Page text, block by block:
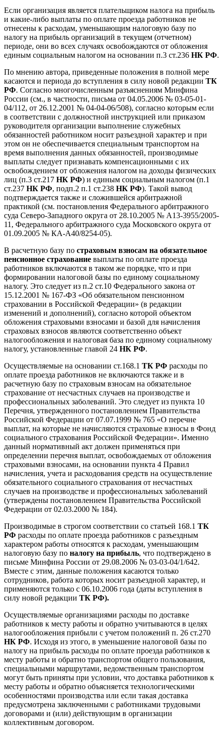
Если организация является плательщиком налога на прибыль
и какие-либо выплаты по оплате проезда работников не
отнесены к расходам, уменьшающим налоговую базу по
налогу на прибыль организаций в текущем (отчетном)
периоде, они во всех случаях освобождаются от обложения
единым социальным налогом на основании п.3 ст.236 НК РФ.
По мнению автора, приведенные положения в полной мере
касаются и периода до вступления в силу новой редакции ТК
РФ. Согласно многочисленным разъяснениям Минфина
России (см., в частности, письма от 04.05.2006 № 03-05-01-
04/112, от 26.12.2001 № 04-04-06/508), согласно которым если
в соответствии с должностной инструкцией или приказом
руководителя организации выполнение служебных
обязанностей работником носит разъездной характер и при
этом он не обеспечивается специальным транспортом на
время выполнения данных обязанностей, производимые
выплаты следует признавать компенсационными с их
освобождением от обложения налогом на доходы физических
лиц (п.3 ст.217 НК РФ) и единым социальным налогом (п.1
ст.237 НК РФ, подп.2 п.1 ст.238 НК РФ). Такой вывод
подтверждается также и сложившейся арбитражной
практикой (см. постановления Федерального арбитражного
суда Северо-Западного округа от 28.10.2005 № А13-3955/2005-
11, Федерального арбитражного суда Московского округа от
01.09.2005 № КА-А40/8254-05).
В расчетную базу по страховым взносам на обязательное
пенсионное страхование выплаты по оплате проезда
работников включаются в таком же порядке, что и при
формировании налоговой базы по единому социальному
налогу. Это следует из п.2 ст.10 Федерального закона от
15.12.2001 № 167-ФЗ «Об обязательном пенсионном
страховании в Российской Федерации» (в редакции
изменений и дополнений), согласно которой объектом
обложения страховыми взносами и базой для начисления
страховых взносов являются соответственно объект
налогообложения и налоговая база по единому социальному
налогу, установленные главой 24 НК РФ.
Осуществляемые на основании ст.168.1 ТК РФ расходы по
оплате проезда работников не включаются также и в
расчетную базу по страховым взносам на обязательное
страхование от несчастных случаев на производстве и
профессиональных заболеваний. Это следует из пункта 10
Перечня, утвержденного постановлением Правительства
Российской Федерации от 07.07.1999 № 765 «О перечне
выплат, на которые не начисляются страховые взносы в Фонд
социального страхования Российской Федерации». Именно
данный нормативный акт должен применяться при
определении перечня выплат, освобождаемых от обложения
страховыми взносами, на основании пункта 4 Правил
начисления, учета и расходования средств на осуществление
обязательного социального страхования от несчастных
случаев на производстве и профессиональных заболеваний
(утверждены постановлением Правительства Российской
Федерации от 02.03.2000 № 184).
Производимые в строгом соответствии со статьей 168.1 ТК
РФ расходы по оплате проезда работников с разъездным
характером работы относятся к расходам, уменьшающим
налоговую базу по налогу на прибыль, что подтверждено в
письме Минфина России от 29.08.2006 № 03-03-04/1/642.
Вместе с этим, данные положения касаются только
сотрудников, работа которых носит разъездной характер, и
применяются только с 06.10.2006 года (даты вступления в
силу новой редакции ТК РФ).
Осуществляемые организациями расходы по доставке
работников к месту работы и обратно учитываются в целях
налогообложения прибыли с учетом положений п. 26 ст.270
НК РФ. Исходя из этого, в уменьшение налоговой базы по
налогу на прибыль расходы по оплате проезда работников к
месту работы и обратно транспортом общего пользования,
специальными маршрутами, ведомственным транспортом
могут быть приняты при условии, что доставка работников к
месту работы и обратно объясняется технологическими
особенностями производства или если такая доставка
предусмотрена заключенными с работниками трудовыми
договорами и (или) действующим в организации
коллективным договором.